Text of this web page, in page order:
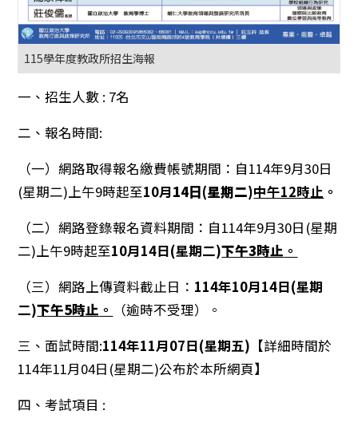
115學年度教政所招生海報
一、招生人數 : 7名
二、報名時間:
（一）網路取得報名繳費帳號期間：自114年9月30日
(星期二)上午9時起至10月14日(星期二)中午12時止 。
（二）網路登錄報名資料期間：自114年9月30日(星期
二)上午9時起至10月14日(星期二)下午3時止 。
（三）網路上傳資料截止日： 114年10月14日(星期
二)下午5時止 。
（逾時不受理）。
三、面試時間:114年11月07日(星期五) 【詳細時間於
114年11月04日(星期二)公布於本所網頁】
四、考試項目 :